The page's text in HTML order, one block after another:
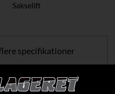
Sakselift
specifikationer